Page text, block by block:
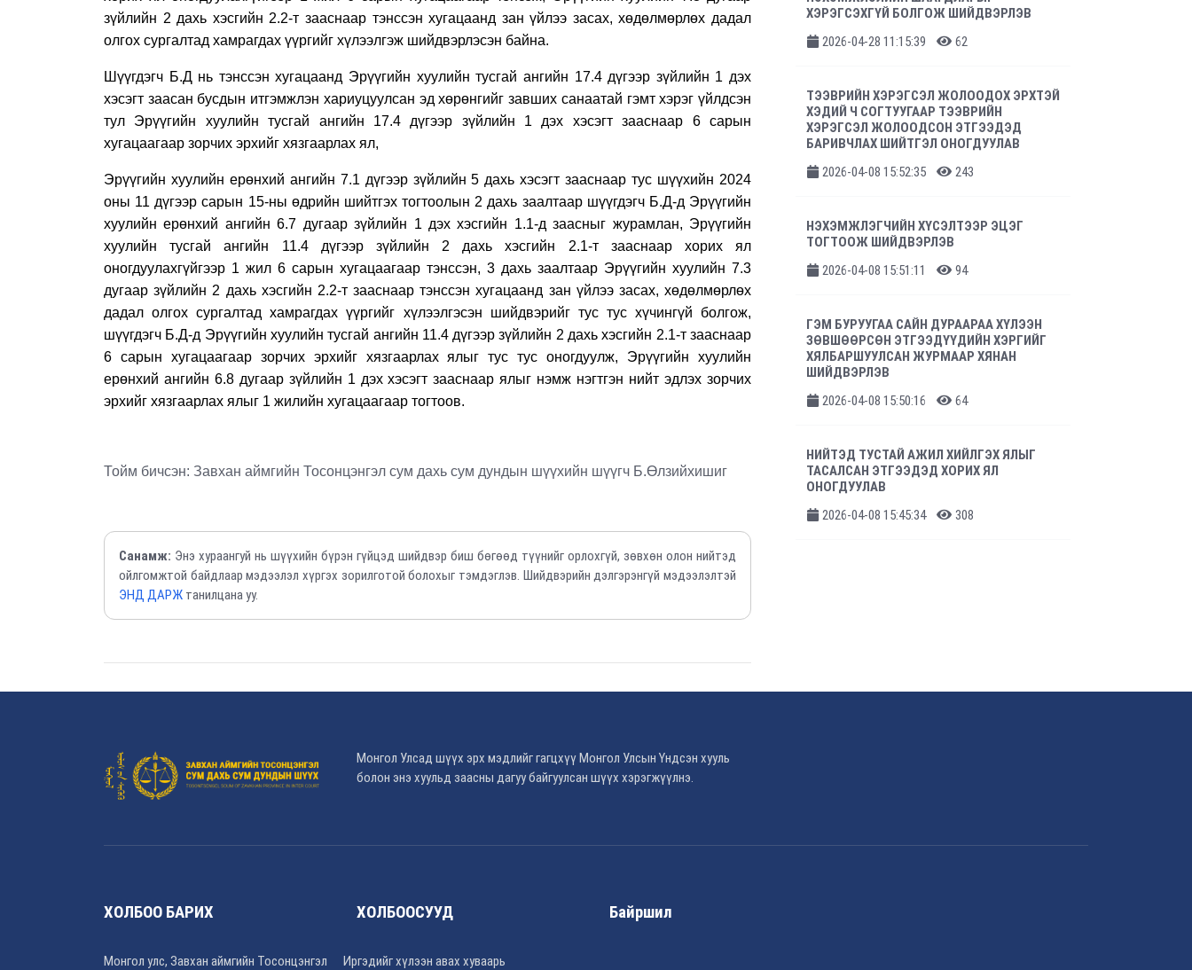
зүйлийн 2 дахь хэсгийн 2.2-т зааснаар тэнссэн хугацаанд зан үйлээ засах, хөдөлмөрлөх дадал
олгох сургалтад хамрагдах үүргийг хүлээлгэж шийдвэрлэсэн байна.
Шүүгдэгч Б.Д нь тэнссэн хугацаанд Эрүүгийн хуулийн тусгай ангийн 17.4 дүгээр зүйлийн 1 дэх
хэсэгт заасан бусдын итгэмжлэн хариуцуулсан эд хөрөнгийг завших санаатай гэмт хэрэг үйлдсэн
тул Эрүүгийн хуулийн тусгай ангийн 17.4 дүгээр зүйлийн 1 дэх хэсэгт зааснаар 6 сарын
хугацаагаар зорчих эрхийг хязгаарлах ял,
Эрүүгийн хуулийн ерөнхий ангийн 7.1 дүгээр зүйлийн 5 дахь хэсэгт зааснаартус шүүхийн 2024
оны 11 дүгээр сарын 15-ны өдрийн шийтгэх тогтоолын 2 дахь заалтаар шүүгдэгч Б.Д-д Эрүүгийн
хуулийн ерөнхий ангийн 6.7 дугаар зүйлийн 1 дэх хэсгийн 1.1-д заасныг журамлан, Эрүүгийн
хуулийн тусгай ангийн 11.4 дүгээр зүйлийн 2 дахь хэсгийн 2.1-т зааснаар хорих ял
оногдуулахгүйгээр 1 жил 6 сарын хугацаагаар тэнссэн, 3 дахь заалтаар Эрүүгийн хуулийн 7.3
дугаар зүйлийн 2 дахь хэсгийн 2.2-т зааснаар тэнссэн хугацаанд зан үйлээ засах, хөдөлмөрлөх
дадал олгох сургалтад хамрагдах үүргийг хүлээлгэсэн шийдвэрийг тус тус хүчингүй болгож,
шүүгдэгч Б.Д-д Эрүүгийн хуулийн тусгай ангийн 11.4 дүгээр зүйлийн 2 дахь хэсгийн 2.1-т зааснаар
6 сарын хугацаагаар зорчих эрхийг хязгаарлах ялыг тус тус оногдуулж, Эрүүгийн хуулийн
ерөнхий ангийн 6.8 дугаар зүйлийн 1 дэх хэсэгт зааснаар ялыг нэмж нэгтгэн нийт эдлэх зорчих
эрхийг хязгаарлах ялыг 1 жилийн хугацаагаар тогтоов.
Тойм бичсэн: Завхан аймгийн Тосонцэнгэл сум дахь сум дундын шүүхийн шүүгч Б.Өлзийхишиг
Санамж: Энэ хураангуй нь шүүхийн бүрэн гүйцэд шийдвэр биш бөгөөд түүнийг орлохгүй, зөвхөн олон нийтэд
ойлгомжтой байдлаар мэдээлэл хүргэх зорилготой болохыг тэмдэглэв. Шийдвэрийн дэлгэрэнгүй мэдээлэлтэй
ЭНД ДАРЖ танилцана уу.
ХЭРЭГСЭХГҮЙ БОЛГОЖ ШИЙДВЭРЛЭВ
2026-04-28 11:15:39
62
ТЭЭВРИЙН ХЭРЭГСЭЛ ЖОЛООДОХ ЭРХТЭЙ
ХЭДИЙ Ч СОГТУУГААР ТЭЭВРИЙН
ХЭРЭГСЭЛ ЖОЛООДСОН ЭТГЭЭДЭД
БАРИВЧЛАХ ШИЙТГЭЛ ОНОГДУУЛАВ
2026-04-08 15:52:35
243
НЭХЭМЖЛЭГЧИЙН ХҮСЭЛТЭЭР ЭЦЭГ
ТОГТООЖ ШИЙДВЭРЛЭВ
2026-04-08 15:51:11
94
ГЭМ БУРУУГАА САЙН ДУРААРАА ХҮЛЭЭН
ЗӨВШӨӨРСӨН ЭТГЭЭДҮҮДИЙН ХЭРГИЙГ
ХЯЛБАРШУУЛСАН ЖУРМААР ХЯНАН
ШИЙДВЭРЛЭВ
2026-04-08 15:50:16
64
НИЙТЭД ТУСТАЙ АЖИЛ ХИЙЛГЭХ ЯЛЫГ
ТАСАЛСАН ЭТГЭЭДЭД ХОРИХ ЯЛ
ОНОГДУУЛАВ
2026-04-08 15:45:34
308
Монгол Улсад шүүх эрх мэдлийг гагцхүү Монгол Улсын Үндсэн хууль
болон энэ хуульд заасны дагуу байгуулсан шүүх хэрэгжүүлнэ.
ХОЛБОО БАРИХ
Монгол улс, Завхан аймгийн Тосонцэнгэл
ХОЛБООСУУД
Иргэдийг хүлээн авах хуваарь
Байршил